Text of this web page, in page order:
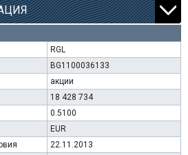
RGL
BG1100036133
акции
18 428 734
0.5100
EUR
22.11.2013